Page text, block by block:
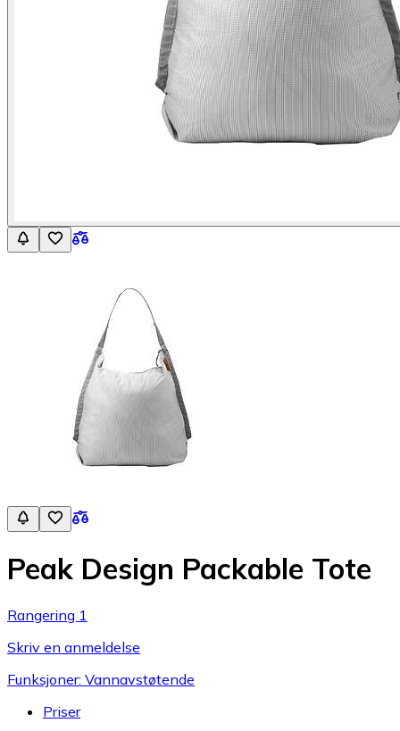
Peak Design Packable Tote
Rangering 1
Skriv en anmeldelse
Funksjoner: Vannavstøtende
Priser